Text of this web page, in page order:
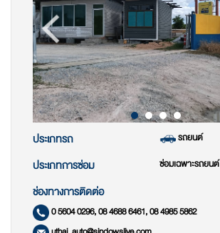
ประเภทรถ รถยนต์
ประเภทการซ่อม ซ่อมเฉพาะรถยนต์
ช่องทางการติดต่อ
0 5604 0296, 08 4688 6461, 08 4985 5862